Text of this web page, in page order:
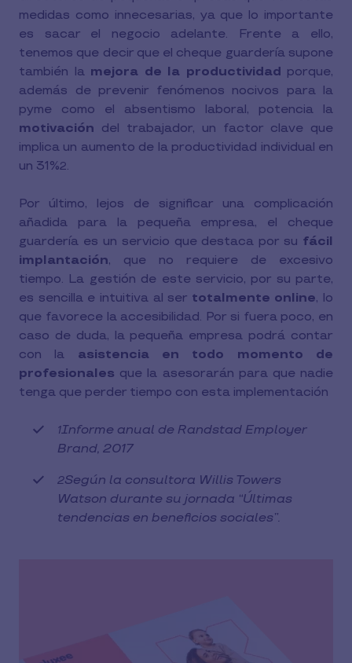
medidas como innecesarias, ya que lo importante
es sacar el negocio adelante. Frente a ello,
tenemos que decir que el cheque guardería supone
también lamejora de la productividad porque,
además de prevenir fenómenos nocivos para la
pyme como el absentismo laboral, potencia la
motivación del trabajador, un factor clave que
implica un aumento de la productividad individual en
un 31%2.
Por último, lejos de significar una complicación
añadida para la pequeña empresa, el cheque
guardería es un servicio que destaca por su fácil
implantación, que no requiere de excesivo
tiempo. La gestión de este servicio, por su parte,
es sencilla e intuitiva al ser totalmente online, lo
que favorece la accesibilidad. Por si fuera poco, en
caso de duda, la pequeña empresa podrá contar
con la asistencia en todo momento de
profesionales que la asesorarán para que nadie
tenga que perder tiempo con esta implementación
1Informe anual de Randstad Employer
Brand, 2017
2Según la consultora Willis Towers
Watson durante su jornada “Últimas
tendencias en beneficios sociales”.